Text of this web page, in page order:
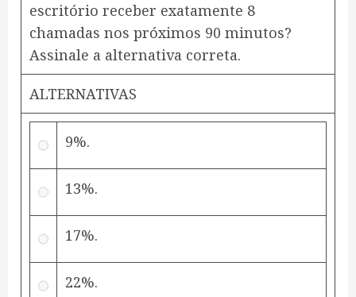
escritório receber exatamente 8
chamadas nos próximos 90 minutos?
Assinale a alternativa correta.
ALTERNATIVAS
9%.
13%.
17%.
22%.